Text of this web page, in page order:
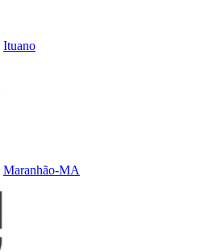
Ituano
Maranhão-MA